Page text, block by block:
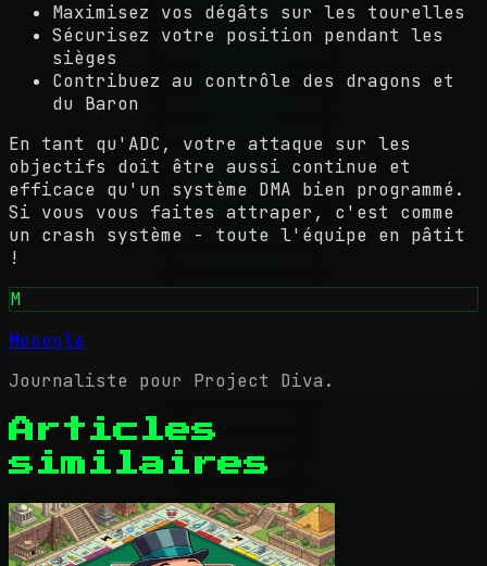
Maximisez vos dégâts sur les tourelles
Sécurisez votre position pendant les
sièges
Contribuez au contrôle des dragons et
du Baron
En tant qu'ADC, votre attaque sur les
objectifs doit être aussi continue et
efficace qu'un système DMA bien programmé.
Si vous vous faites attraper, c'est comme
un crash système - toute l'équipe en pâtit
!
M
Mooogle
Journaliste pour Project Diva.
Articles
similaires